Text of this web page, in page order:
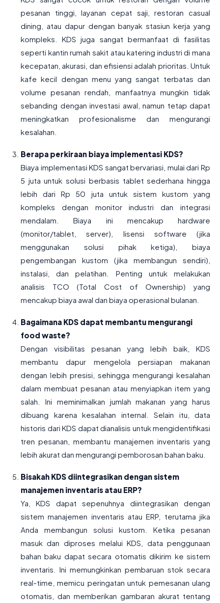
pesanan tinggi, layanan cepat saji, restoran casual
dining, atau dapur dengan banyak stasiun kerja yang
kompleks. KDS juga sangat bermanfaat di fasilitas
seperti kantin rumah sakit atau katering industri di mana
kecepatan, akurasi, dan efisiensi adalah prioritas. Untuk
kafe kecil dengan menu yang sangat terbatas dan
volume pesanan rendah, manfaatnya mungkin tidak
sebanding dengan investasi awal, namun tetap dapat
meningkatkan profesionalisme dan mengurangi
kesalahan.
Berapa perkiraan biaya implementasi KDS?
Biaya implementasi KDS sangat bervariasi, mulai dari Rp
5 juta untuk solusi berbasis tablet sederhana hingga
lebih dari Rp 50 juta untuk sistem kustom yang
kompleks dengan monitor industri dan integrasi
mendalam. Biaya ini mencakup hardware
(monitor/tablet, server), lisensi software (jika
menggunakan solusi pihak ketiga), biaya
pengembangan kustom (jika membangun sendiri),
instalasi, dan pelatihan. Penting untuk melakukan
analisis TCO (Total Cost of Ownership) yang
mencakup biaya awal dan biaya operasional bulanan.
Bagaimana KDS dapat membantu mengurangi
food waste?
Dengan visibilitas pesanan yang lebih baik, KDS
membantu dapur mengelola persiapan makanan
dengan lebih presisi, sehingga mengurangi kesalahan
dalam membuat pesanan atau menyiapkan item yang
salah. Ini meminimalkan jumlah makanan yang harus
dibuang karena kesalahan internal. Selain itu, data
historis dari KDS dapat dianalisis untuk mengidentifikasi
tren pesanan, membantu manajemen inventaris yang
lebih akurat dan mengurangi pemborosan bahan baku.
Bisakah KDS diintegrasikan dengan sistem
manajemen inventaris atau ERP?
Ya, KDS dapat sepenuhnya diintegrasikan dengan
sistem manajemen inventaris atau ERP, terutama jika
Anda membangun solusi kustom. Ketika pesanan
masuk dan diproses melalui KDS, data penggunaan
bahan baku dapat secara otomatis dikirim ke sistem
inventaris. Ini memungkinkan pembaruan stok secara
real-time, memicu peringatan untuk pemesanan ulang
otomatis, dan memberikan gambaran akurat tentang